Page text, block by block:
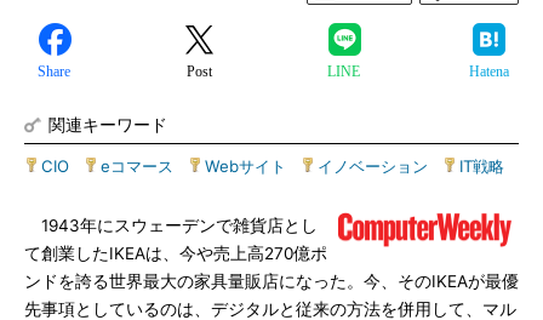
Share Post LINE Hatena
関連キーワード
CIO eコマース Webサイト イノベーション IT戦略
1943年にスウェーデンで雑貨店とし
て創業したIKEAは、今や売上高270億ポ
ンドを誇る世界最大の家具量販店になった。今、そのIKEAが最優
先事項としているのは、デジタルと従来の方法を併用して、マル